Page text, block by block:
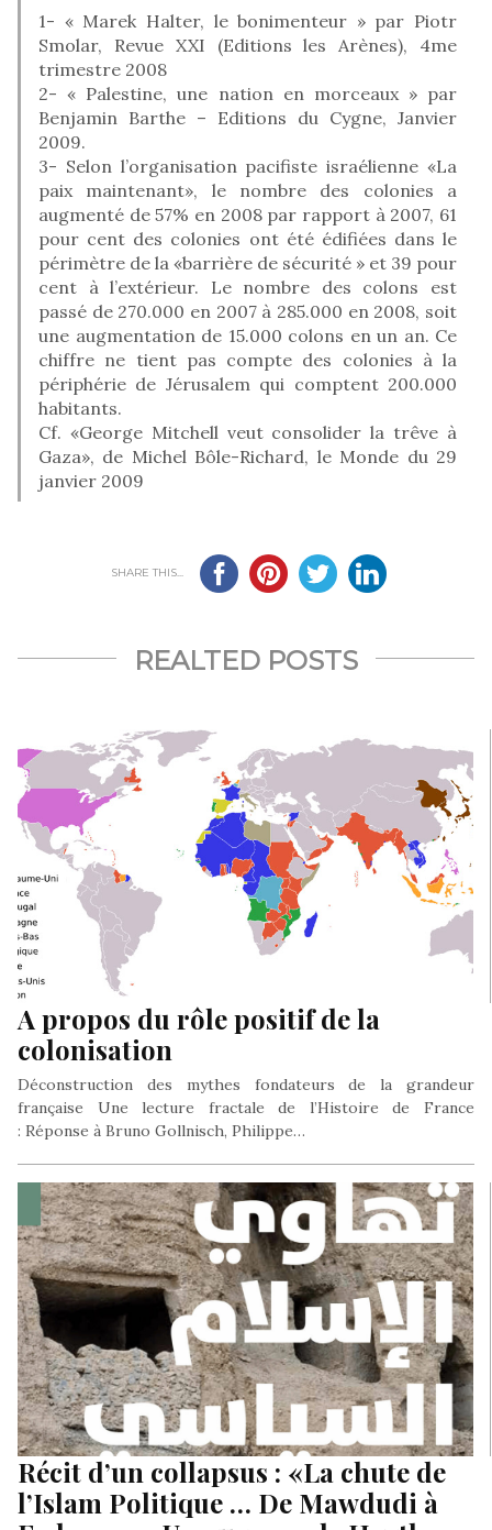
1- « Marek Halter, le bonimenteur » par Piotr
Smolar, Revue XXI (Editions les Arènes), 4me
trimestre 2008
2- « Palestine, une nation en morceaux » par
Benjamin Barthe – Editions du Cygne, Janvier
2009.
3- Selon l’organisation pacifiste israélienne «La
paix maintenant», le nombre des colonies a
augmenté de 57% en 2008 par rapport à 2007, 61
pour cent des colonies ont été édifiées dans le
périmètre de la «barrière de sécurité » et 39 pour
cent à l’extérieur. Le nombre des colons est
passé de 270.000 en 2007 à 285.000 en 2008, soit
une augmentation de 15.000 colons en un an. Ce
chiffre ne tient pas compte des colonies à la
périphérie de Jérusalem qui comptent 200.000
habitants.
Cf. «George Mitchell veut consolider la trêve à
Gaza», de Michel Bôle-Richard, le Monde du 29
janvier 2009
SHARE THIS...
REALTED POSTS
A propos du rôle positif de la
colonisation
Déconstruction des mythes fondateurs de la grandeur
française Une lecture fractale de l’Histoire de France
: Réponse à Bruno Gollnisch, Philippe…
Récit d’un collapsus : «La chute de
l’Islam Politique … De Mawdudi à